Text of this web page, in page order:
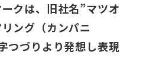
クは、旧社名”マツオ
ング（カンパニ
つづりより発想し表現